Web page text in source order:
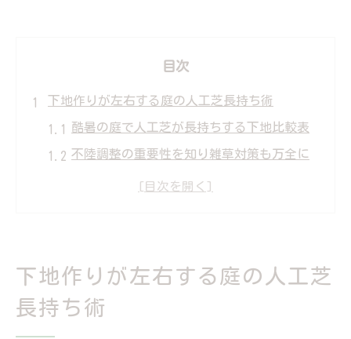
目次
下地作りが左右する庭の人工芝長持ち術
酷暑の庭で人工芝が長持ちする下地比較表
不陸調整の重要性を知り雑草対策も万全に
人工芝施工で雨による沈下を防ぐコツとは
人工芝施工法別の雑草対策効果を一覧で比
較
下地作りが左右する庭の人工芝
長持ち術